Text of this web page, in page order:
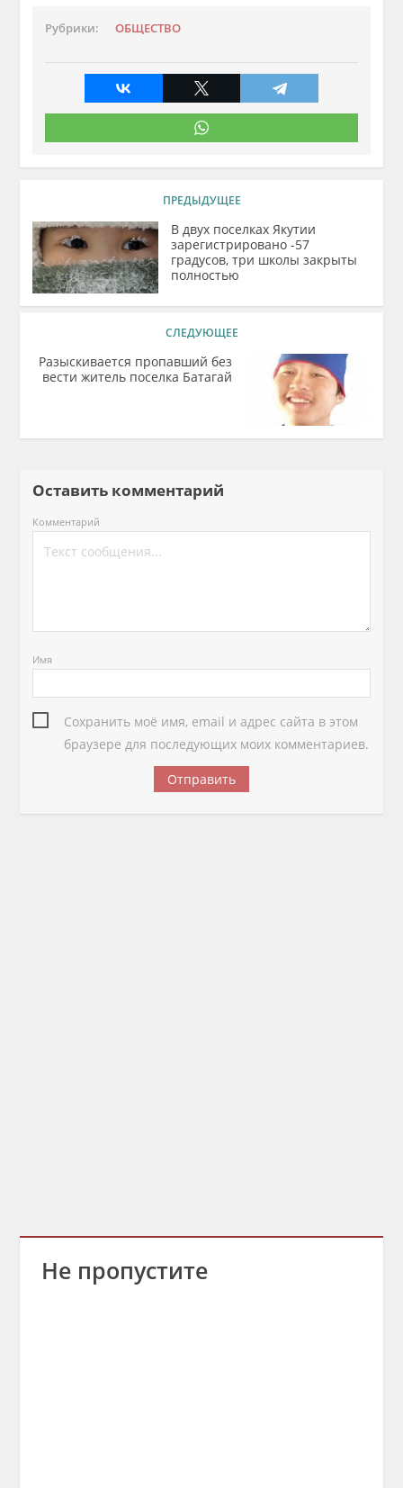
Рубрики: ОБЩЕСТВО
ПРЕДЫДУЩЕЕ
В двух поселках Якутии
зарегистрировано -57
градусов, три школы закрыты
полностью
СЛЕДУЮЩЕЕ
Разыскивается пропавший без
вести житель поселка Батагай
Оставить комментарий
Комментарий
Имя
Сохранить моё имя, email и адрес сайта в этом
браузере для последующих моих комментариев.
Не пропустите